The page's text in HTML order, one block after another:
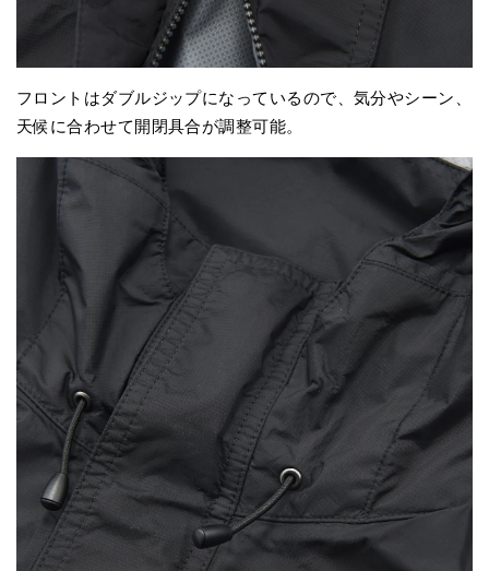
フロントはダブルジップになっているので、気分やシーン、
天候に合わせて開閉具合が調整可能。